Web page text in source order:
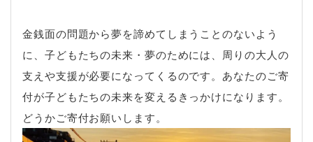
金銭面の問題から夢を諦めてしまうことのないよう
に、子どもたちの未来・夢のためには、周りの大人の
支えや支援が必要になってくるのです。あなたのご寄
付が子どもたちの未来を変えるきっかけになります。
どうかご寄付お願いします。